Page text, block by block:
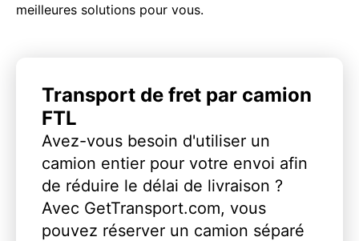
meilleures solutions pour vous.
Transport de fret par camion
FTL
Avez-vous besoin d'utiliser un
camion entier pour votre envoi afin
de réduire le délai de livraison ?
Avec GetTransport.com, vous
pouvez réserver un camion séparé